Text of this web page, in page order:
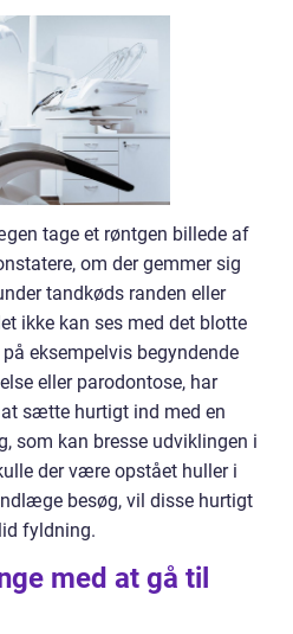
tage et røntgen billede af
om der gemmer sig
tandkøds randen eller
ikke kan ses med det blotte
eksempelvis begyndende
eller parodontose, har
sætte hurtigt ind med en
som kan bresse udviklingen i
der være opstået huller i
besøg, vil disse hurtigt
fyldning.
med at gå til